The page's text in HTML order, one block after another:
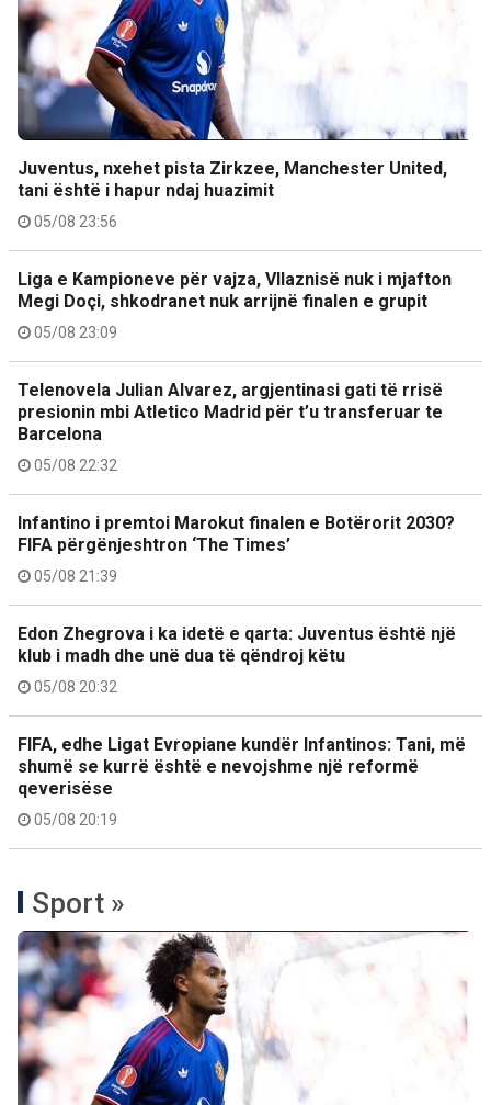
Juventus, nxehet pista Zirkzee, Manchester United,
tani është i hapur ndaj huazimit
05/08 23:56
Liga e Kampioneve për vajza, Vllaznisë nuk i mjafton
Megi Doçi, shkodranet nuk arrijnë finalen e grupit
05/08 23:09
Telenovela Julian Alvarez, argjentinasi gati të rrisë
presionin mbi Atletico Madrid për t’u transferuar te
Barcelona
05/08 22:32
Infantino i premtoi Marokut finalen e Botërorit 2030?
FIFA përgënjeshtron ‘The Times’
05/08 21:39
Edon Zhegrova i ka idetë e qarta: Juventus është një
klub i madh dhe unë dua të qëndroj këtu
05/08 20:32
FIFA, edhe Ligat Evropiane kundër Infantinos: Tani, më
shumë se kurrë është e nevojshme një reformë
qeverisëse
05/08 20:19
Sport »